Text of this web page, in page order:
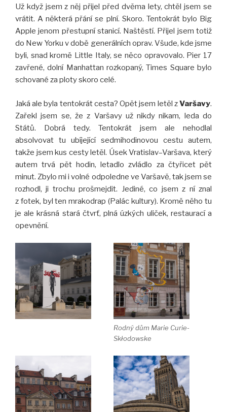
Už když jsem z něj přijel před dvěma lety, chtěl jsem se
vrátit. A některá přání se plní. Skoro. Tentokrát bylo Big
Apple jenom přestupní stanicí. Naštěstí. Přijel jsem totiž
do New Yorku v době generálních oprav. Všude, kde jsme
byli, snad kromě Little Italy, se něco opravovalo. Pier 17
zavřené, dolní Manhattan rozkopaný, Times Square bylo
schované za ploty skoro celé.
Jaká ale byla tentokrát cesta? Opět jsem letěl zVaršavy.
Zařekl jsem se, že z Varšavy už nikdy nikam, leda do
Států. Dobrá tedy. Tentokrát jsem ale nehodlal
absolvovat tu ubíjející sedmihodinovou cestu autem,
takže jsem kus cesty letěl. Úsek Vratislav–Varšava, který
autem trvá pět hodin, letadlo zvládlo za čtyřicet pět
minut. Zbylo mi i volné odpoledne ve Varšavě, tak jsem se
rozhodl, ji trochu prošmejdit. Jediné, co jsem z ní znal
z fotek, byl ten mrakodrap (Palác kultury). Kromě něho tu
je ale krásná stará čtvrť, plná úzkých uliček, restaurací a
opevnění.
Rodný dům Marie Curie-
Skłodowske